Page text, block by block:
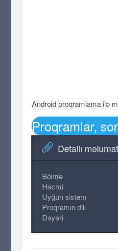
Android proqramlama ilə
Proqramlar,
Detallı məlumat
Bölmə
Həcmi
Uyğun sistem
Proqramın dili
Dəyəri